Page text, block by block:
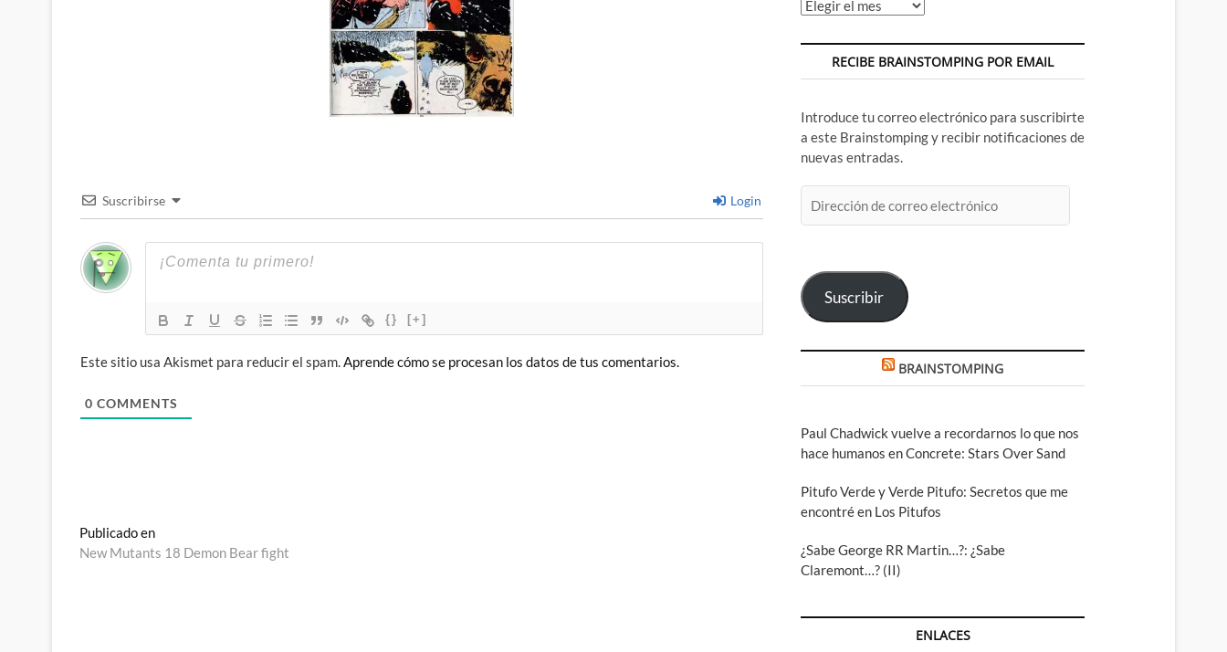
Suscribirse Login
{} [+]
Este sitio usa Akismet para reducir el spam.Aprende cómo se procesan los datos de tus comentarios.
0 COMMENTS
Navegación
de
Publicado en
New Mutants 18 Demon Bear fight
Archivos
RECIBE BRAINSTOMPING POR EMAIL
Introduce tu correo electrónico para suscribirte
a este Brainstomping y recibir notificaciones de
nuevas entradas.
de
Suscribir
BRAINSTOMPING
Paul Chadwick vuelve a recordarnos lo que nos
hace humanos en Concrete: Stars Over Sand
Pitufo Verde y Verde Pitufo: Secretos que me
encontré en Los Pitufos
¿Sabe George RR Martin…?: ¿Sabe
Claremont…? (II)
ENLACES